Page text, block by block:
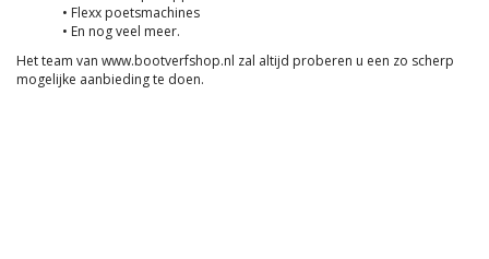
• Flexx poetsmachines
• En nog veel meer.
Het team van www.bootverfshop.nl zal altijd proberen u een zo scherp
mogelijke aanbieding te doen.